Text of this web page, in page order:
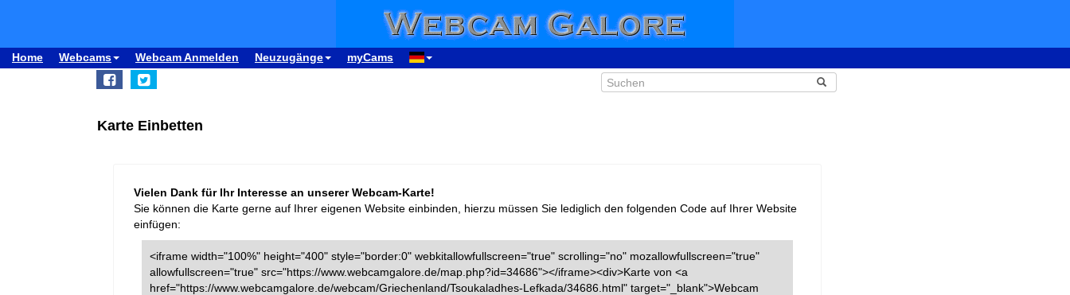
Home Webcams Webcam Anmelden Neuzugänge myCams
Karte Einbetten
Vielen Dank für Ihr Interesse an unserer Webcam-Karte!
Sie können die Karte gerne auf Ihrer eigenen Website einbinden, hierzu müssen Sie lediglich den folgenden Code auf Ihrer Website
einfügen:
<iframe width="100%" height="400" style="border:0" webkitallowfullscreen="true" scrolling="no" mozallowfullscreen="true"
allowfullscreen="true" src="https://www.webcamgalore.de/map.php?id=34686"></iframe><div>Karte von <a
href="https://www.webcamgalore.de/webcam/Griechenland/Tsoukaladhes-Lefkada/34686.html" target="_blank">Webcam